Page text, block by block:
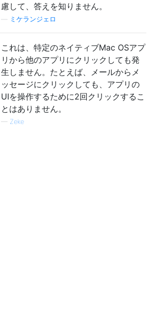
慮して、答えを知りません。
ミケランジェロ
これは、特定のネイティブMac OSアプ
リから他のアプリにクリックしても発
生しません。たとえば、メールからメ
ッセージにクリックしても、アプリの
UIを操作するために2回クリックするこ
とはありません。
— Zeke